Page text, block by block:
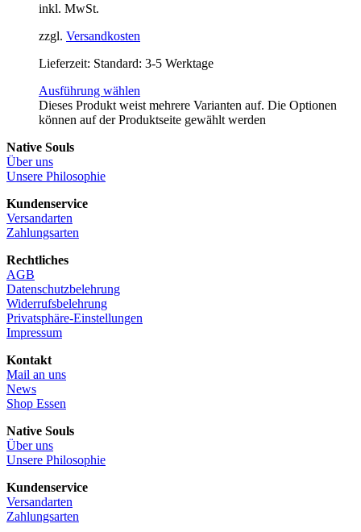
inkl. MwSt.
zzgl. Versandkosten
Lieferzeit: Standard: 3-5 Werktage
Ausführung wählen
Dieses Produkt weist mehrere Varianten auf. Die Optionen
können auf der Produktseite gewählt werden
Native Souls
Über uns
Unsere Philosophie
Kundenservice
Versandarten
Zahlungsarten
Rechtliches
AGB
Datenschutzbelehrung
Widerrufsbelehrung
Privatsphäre-Einstellungen
Impressum
Kontakt
Mail an uns
News
Shop Essen
Native Souls
Über uns
Unsere Philosophie
Kundenservice
Versandarten
Zahlungsarten